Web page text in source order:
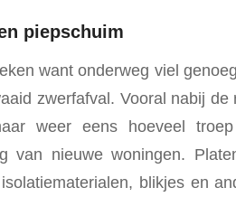
piepschuim
want onderweg viel
zwerfafval. Vooral nabij
weer eens hoeveel
van nieuwe woningen.
blikjes en